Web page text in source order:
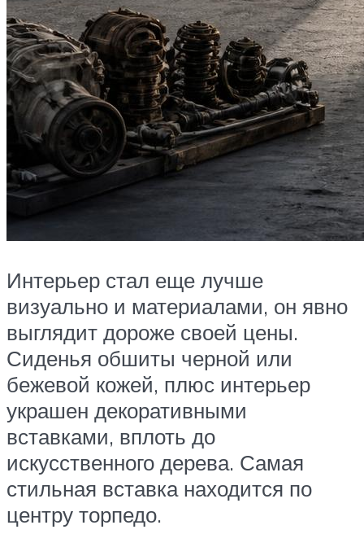
Интерьер стал еще лучше
визуально и материалами, он явно
выглядит дороже своей цены.
Сиденья обшиты черной или
бежевой кожей, плюс интерьер
украшен декоративными
вставками, вплоть до
искусственного дерева. Самая
стильная вставка находится по
центру торпедо.